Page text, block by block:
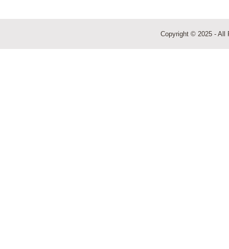
Copyright © 2025 - All